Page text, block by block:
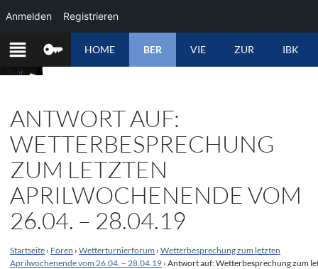
ZUM
INHALT
SPRINGEN
HOME BER VIE ZUR IBK
ANTWORT AUF:
WETTERBESPRECHUNG
ZUM LETZTEN
APRILWOCHENENDE VOM
26.04. – 28.04.19
Startseite › Foren › Wetterturnierforum › Wetterbesprechung zum letzten
Aprilwochenende vom 26.04. – 28.04.19 › Antwort auf: Wetterbesprechung zum
Anmelden Registrieren